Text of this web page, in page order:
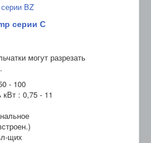
BZ
серии C
могут разрезать
- 100
: 0,75 - 11
щих